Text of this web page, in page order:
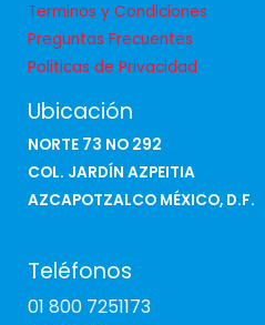
Terminos y Condiciones
Preguntas Frecuentes
Politicas de Privacidad
Ubicación
NORTE 73 NO 292
COL. JARDÍN AZPEITIA
AZCAPOTZALCO MÉXICO, D.F.
Teléfonos
01 800 7251173